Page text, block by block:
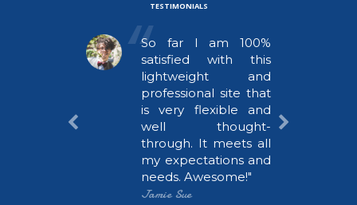
TESTIMONIALS
So far I am 100%
satisfied with this
lightweight and
professional site that
is very flexible and
well thought-
through. It meets all
my expectations and
needs. Awesome!
Jamie Sue